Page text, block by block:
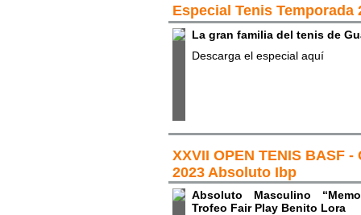
Especial Tenis Temporada
La gran familia del tenis de
Descarga el especial aquí
XXVII OPEN TENIS BASF
2023 Absoluto Ibp
Absoluto Masculino
Trofeo Fair Play Benito Lora